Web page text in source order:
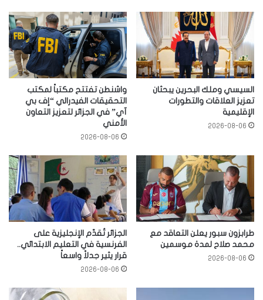
السيسي وملك البحرين يبحثان
تعزيز العلاقات والتطورات
الإقليمية
2026-08-06
واشنطن تفتتح مكتباً لمكتب
التحقيقات الفيدرالي “إف بي
آي” في الجزائر لتعزيز التعاون
الأمني
2026-08-06
طرابزون سبور يعلن التعاقد مع
محمد صلاح لمدة موسمين
2026-08-06
الجزائر تُقدّم الإنجليزية على
الفرنسية في التعليم الابتدائي..
قرار يثير جدلاً واسعاً
2026-08-06